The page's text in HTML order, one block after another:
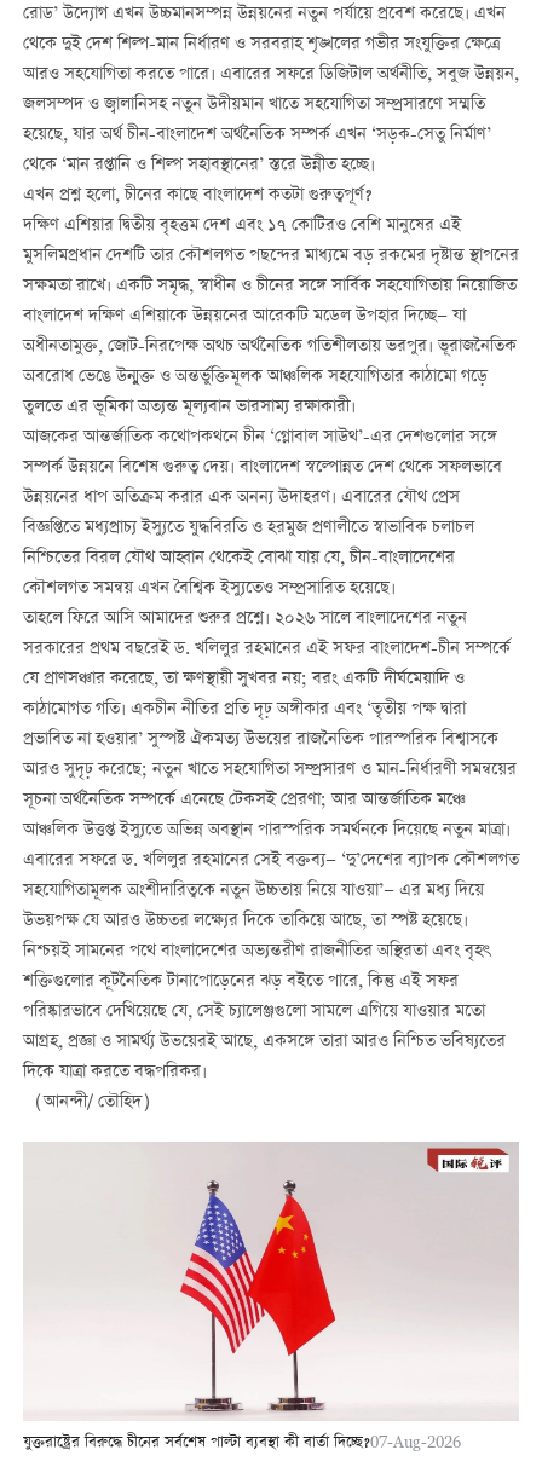
রোড’ উদ্যোগ এখন উচ্চমানসম্পন্ন উন্নয়নের নতুন পর্যায়ে প্রবেশ করেছে। এখন
থেকে দুই দেশ শিল্প-মান নির্ধারণ ও সরবরাহ শৃঙ্খলের গভীর সংযুক্তির ক্ষেত্রে
আরও সহযোগিতা করতে পারে। এবারের সফরে ডিজিটাল অর্থনীতি, সবুজ উন্নয়ন,
জলসম্পদ ও জ্বালানিসহ নতুন উদীয়মান খাতে সহযোগিতা সম্প্রসারণে সম্মতি
হয়েছে, যার অর্থ চীন-বাংলাদেশ অর্থনৈতিক সম্পর্ক এখন ‘সড়ক-সেতু নির্মাণ’
থেকে ‘মান রপ্তানি ও শিল্প সহাবস্থানের’ স্তরে উন্নীত হচ্ছে।
এখন প্রশ্ন হলো, চীনের কাছে বাংলাদেশ কতটা গুরুত্বপূর্ণ?
দক্ষিণ এশিয়ার দ্বিতীয় বৃহত্তম দেশ এবং ১৭ কোটিরও বেশি মানুষের এই
মুসলিমপ্রধান দেশটি তার কৌশলগত পছন্দের মাধ্যমে বড় রকমের দৃষ্টান্ত স্থাপনের
সক্ষমতা রাখে। একটি সমৃদ্ধ, স্বাধীন ও চীনের সঙ্গে সার্বিক সহযোগিতায় নিয়োজিত
বাংলাদেশ দক্ষিণ এশিয়াকে উন্নয়নের আরেকটি মডেল উপহার দিচ্ছে— যা
অধীনতামুক্ত, জোট-নিরপেক্ষ অথচ অর্থনৈতিক গতিশীলতায় ভরপুর। ভূরাজনৈতিক
অবরোধ ভেঙে উন্মুক্ত ও অন্তর্ভুক্তিমূলক আঞ্চলিক সহযোগিতার কাঠামো গড়ে
তুলতে এর ভূমিকা অত্যন্ত মূল্যবান ভারসাম্য রক্ষাকারী।
আজকের আন্তর্জাতিক কথোপকথনে চীন ‘গ্লোবাল সাউথ’-এর দেশগুলোর সঙ্গে
সম্পর্ক উন্নয়নে বিশেষ গুরুত্ব দেয়। বাংলাদেশ স্বল্পোন্নত দেশ থেকে সফলভাবে
উন্নয়নের ধাপ অতিক্রম করার এক অনন্য উদাহরণ। এবারের যৌথ প্রেস
বিজ্ঞপ্তিতে মধ্যপ্রাচ্য ইস্যুতে যুদ্ধবিরতি ও হরমুজ প্রণালীতে স্বাভাবিক চলাচল
নিশ্চিতের বিরল যৌথ আহ্বান থেকেই বোঝা যায় যে, চীন-বাংলাদেশের
কৌশলগত সমন্বয় এখন বৈশ্বিক ইস্যুতেও সম্প্রসারিত হয়েছে।
তাহলে ফিরে আসি আমাদের শুরুর প্রশ্নে। ২০২৬ সালে বাংলাদেশের নতুন
সরকারের প্রথম বছরেই ড. খলিলুর রহমানের এই সফর বাংলাদেশ-চীন সম্পর্কে
যে প্রাণসঞ্চার করেছে, তা ক্ষণস্থায়ী সুখবর নয়; বরং একটি দীর্ঘমেয়াদি ও
কাঠামোগত গতি। একচীন নীতির প্রতি দৃঢ় অঙ্গীকার এবং ‘তৃতীয় পক্ষ দ্বারা
প্রভাবিত না হওয়ার’ সুস্পষ্ট ঐকমত্য উভয়ের রাজনৈতিক পারস্পরিক বিশ্বাসকে
আরও সুদৃঢ় করেছে; নতুন খাতে সহযোগিতা সম্প্রসারণ ও মান-নির্ধারণী সমন্বয়ের
সূচনা অর্থনৈতিক সম্পর্কে এনেছে টেকসই প্রেরণা; আর আন্তর্জাতিক মঞ্চে
আঞ্চলিক উত্তপ্ত ইস্যুতে অভিন্ন অবস্থান পারস্পরিক সমর্থনকে দিয়েছে নতুন মাত্রা।
এবারের সফরে ড. খলিলুর রহমানের সেই বক্তব্য— ‘দু’দেশের ব্যাপক কৌশলগত
সহযোগিতামূলক অংশীদারিত্বকে নতুন উচ্চতায় নিয়ে যাওয়া’— এর মধ্য দিয়ে
উভয়পক্ষ যে আরও উচ্চতর লক্ষ্যের দিকে তাকিয়ে আছে, তা স্পষ্ট হয়েছে।
নিশ্চয়ই সামনের পথে বাংলাদেশের অভ্যন্তরীণ রাজনীতির অস্থিরতা এবং বৃহৎ
শক্তিগুলোর কূটনৈতিক টানাপোড়েনের ঝড় বইতে পারে, কিন্তু এই সফর
পরিষ্কারভাবে দেখিয়েছে যে, সেই চ্যালেঞ্জগুলো সামলে এগিয়ে যাওয়ার মতো
আগ্রহ, প্রজ্ঞা ও সামর্থ্য উভয়েরই আছে, একসঙ্গে তারা আরও নিশ্চিত ভবিষ্যতের
দিকে যাত্রা করতে বদ্ধপরিকর।
（আনন্দী/ তৌহিদ）
যুক্তরাষ্ট্রের বিরুদ্ধে চীনের সর্বশেষ পাল্টা ব্যবস্থা কী বার্তা দিচ্ছে?07-Aug-2026